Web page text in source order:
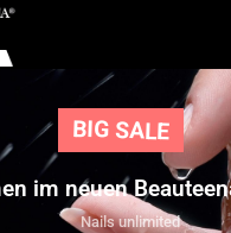
BIG SALE
im neuen
Nails unlimited